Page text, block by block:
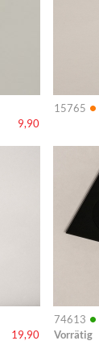
9,90
15765 •
19,90
74613 •
Vorrätig
Info